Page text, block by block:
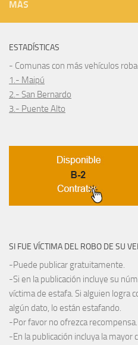
MÁS
ESTADÍSTICAS
- Comunas con más vehículos
1.- Maipú
2.- San Bernardo
3.- Puente Alto
SI FUE VÍCTIMA DEL ROBO DE SU
-Puede publicar gratuitamente.
-Si en la publicación incluye su
víctima de estafa. Si alguien logra
algún dato, lo están estafando.
-Por favor no ofrezca recompensa.
-En la publicación incluya la